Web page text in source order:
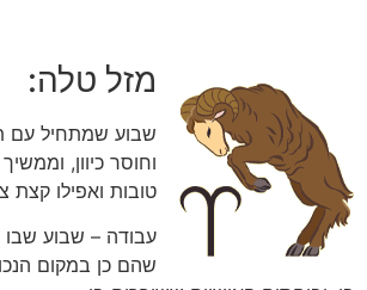
מזל טלה:
שבוע שמתחיל עם
וחוסר כיוון,
טובות ואפילו קצת
עבודה – שבוע שבו
שהם כן במקום